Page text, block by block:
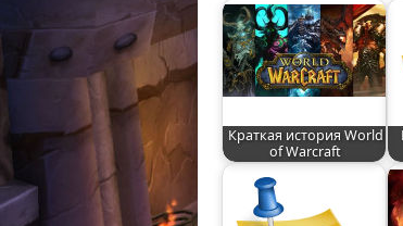
Краткая история World
of Warcraft